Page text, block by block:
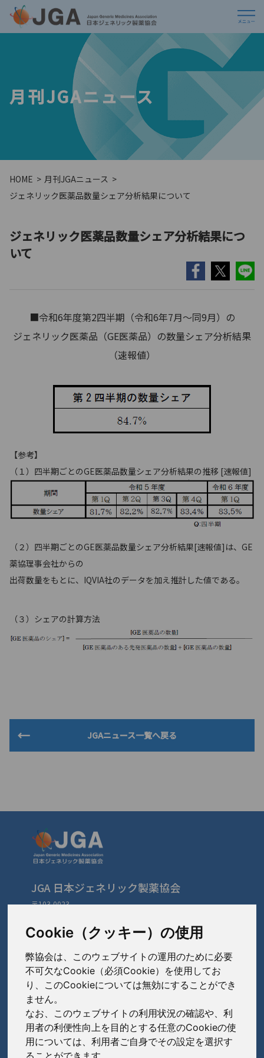
Cookie（クッキー）の使用
弊協会は、このウェブサイトの運用のために必要
不可欠なCookie（必須Cookie）を使用してお
り、このCookieについては無効にすることができ
ません。
なお、このウェブサイトの利用状況の確認や、利
用者の利便性向上を目的とする任意のCookieの使
用については、利用者ご自身でその設定を選択す
ることができます。
月刊JGAニュース
HOME
月刊JGAニュース
ジェネリック医薬品数量シェア分析結果について
ジェネリック医薬品数量シェア分析結果につ
いて
■令和6年度第2四半期（令和6年7月～同9月）の
ジェネリック医薬品（GE医薬品）の数量シェア分析結果
（速報値）
【参考】
（１）四半期ごとのGE医薬品数量シェア分析結果の推移 [速報値]
（２）四半期ごとのGE医薬品数量シェア分析結果[速報値]は、GE
薬協理事会社からの
出荷数量をもとに、IQVIA社のデータを加え推計した値である。
（３）シェアの計算方法
JGAニュース一覧へ戻る
JGA 日本ジェネリック製薬協会
〒103-0023
TEL: 03-3279-1890 / FAX: 03-3241-2978
会員会社（あ〜さ）
あゆみ製薬株式会社
岩城製薬株式会社
大蔵製薬株式会社
会員会社（た〜は）
大興製薬株式会社
ダイト株式会社
会員会社 （ま〜わ）